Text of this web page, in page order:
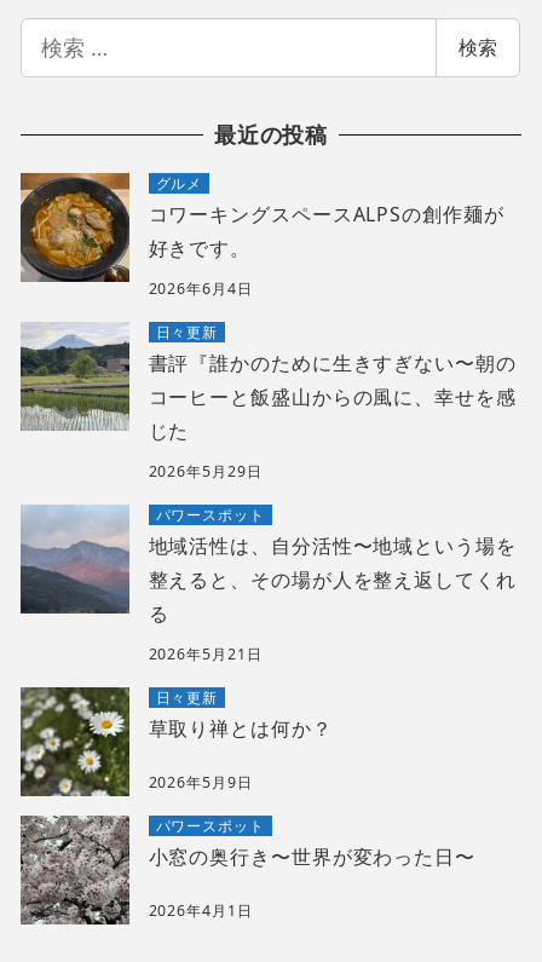
索
検索
最近の投稿
グルメ
コワーキングスペースALPSの創作麺が
好きです。
2026年6月4日
日々更新
書評『誰かのために生きすぎない〜朝の
コーヒーと飯盛山からの風に、幸せを感
じた
2026年5月29日
パワースポット
地域活性は、自分活性〜地域という場を
整えると、その場が人を整え返してくれ
る
2026年5月21日
日々更新
草取り禅とは何か？
2026年5月9日
パワースポット
小窓の奥行き〜世界が変わった日〜
2026年4月1日